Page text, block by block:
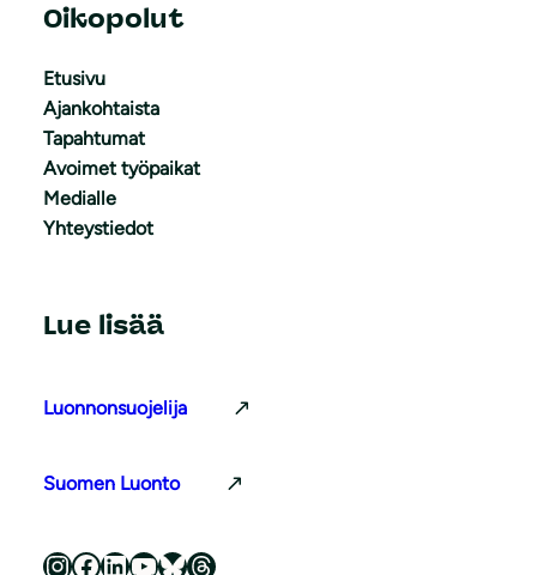
Oikopolut
Etusivu
Ajankohtaista
Tapahtumat
Avoimet työpaikat
Medialle
Yhteystiedot
Lue lisää
Luonnonsuojelija
Suomen Luonto
Luonnonsuojeluliitto Instagramissa Luonnonsuojeluliitto Facebookissa Luonnonsuojeluliitto LinkedInissä Luonnonsuojeluliiton YouTube-kanava Luonnonsuojeluliitto Blueskyssa Luonnonsuojeluliitto Threadsissa